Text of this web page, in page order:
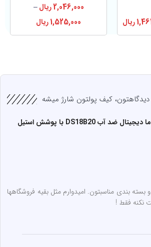
ریال
2,046,000ریال–
1,525,000ریال
کیف پولتون شارژ میشه
سنسور دما دیجیتال ضد آب DS18B20 با پوشش استیل
بسته بندی مناسبتون. امیدوارم مثل بقیه فروشگاهها
نکنه فقط !